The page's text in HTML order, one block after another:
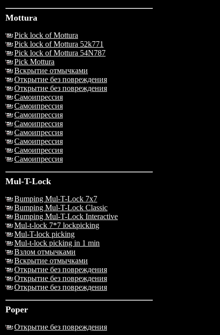
Mottura
Pick lock of Mottura
Pick lock of Mottura 52k771
Pick lock of Mottura 54N787
Pick Mottura
Вскрытие отмычками
Открытие без повреждения
Открытие без повреждения
Самоипрессия
Самоипрессия
Самоипрессия
Самоипрессия
Самоипрессия
Самоипрессия
Самоипрессия
Самоипрессия
Mul-T-Lock
Bumping Mul-T-Lock 7x7
Bumping Mul-T-Lock Classic
Bumping Mul-T-Lock Interactive
Mul-t-lock 7*7 lockpicking
Mul-T-lock picking
Mul-t-lock picking in 1 min
Взлом отмычками
Вскрытие отмычками
Открытие без повреждения
Открытие без повреждения
Открытие без повреждения
Poper
Открытие без повреждения